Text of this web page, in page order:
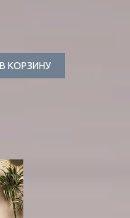
В КОРЗИНУ